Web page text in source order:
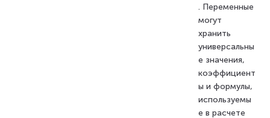
. Переменные
могут
хранить
универсальны
е значения,
коэффициент
ы и формулы,
используемы
е в расчете